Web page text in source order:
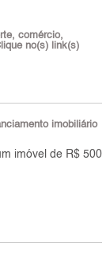
comércio,
no(s) link(s)
imobiliário
imóvel de R$ 500